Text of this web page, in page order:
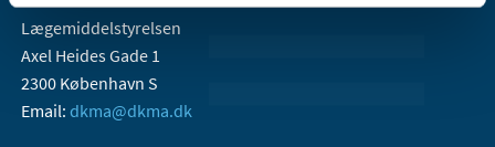
Lægemiddelstyrelsen
Axel Heides Gade 1
2300 København S
Email: dkma@dkma.dk